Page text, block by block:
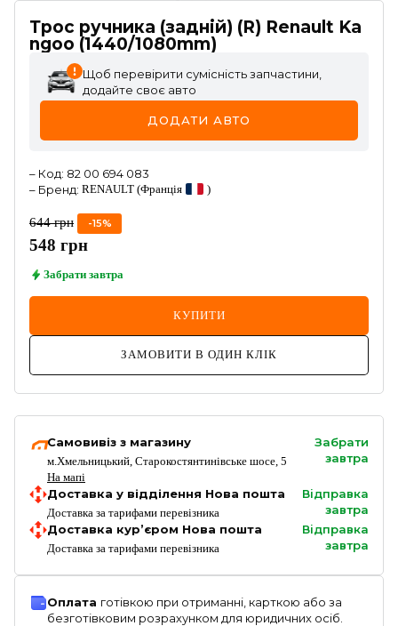
Трос ручника (задній) (R) Renault Ka
ngoo (1440/1080mm)
Щоб перевірити сумісність запчастини,
додайте своє авто
ДОДАТИ АВТО
– Код: 82 00 694 083
– Бренд: RENAULT (Франція )
644 грн -15%
548 грн
Забрати завтра
КУПИТИ
ЗАМОВИТИ В ОДИН КЛІК
Самовивіз з магазину
м.Хмельницький, Старокостянтинівське шосе, 5
На мапі
Забрати
завтра
Доставка у відділення Нова пошта
Доставка за тарифами перевізника
Відправка
завтра
Доставка кур’єром Нова пошта
Доставка за тарифами перевізника
Відправка
завтра
Оплата готівкою при отриманні, карткою або за
безготівковим розрахунком для юридичних осіб.